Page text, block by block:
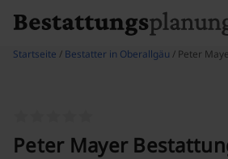
Startseite / Bestatter in Oberallgäu / Peter
Peter Mayer